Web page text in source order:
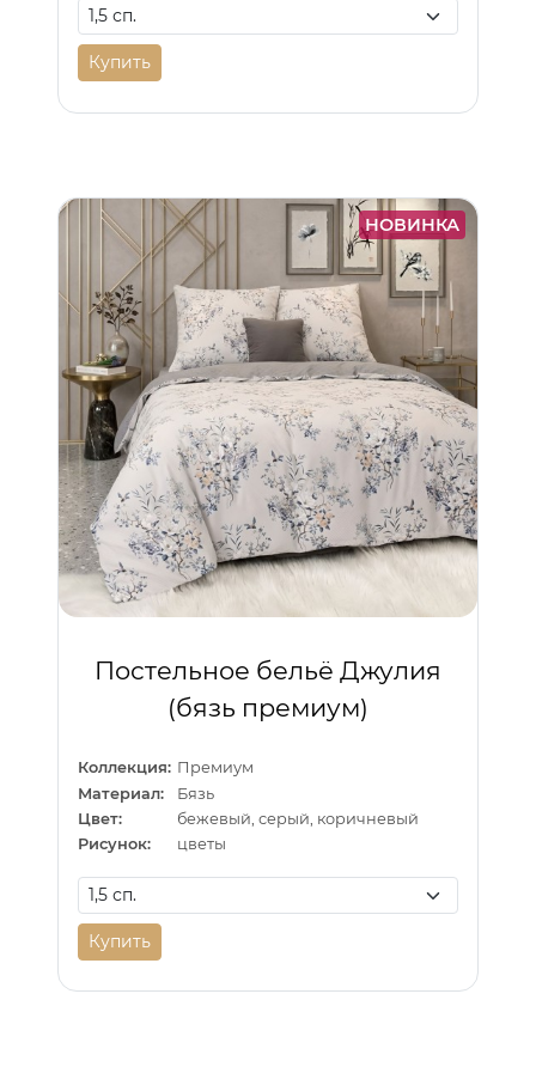
Купить
НОВИНКА
Постельное бельё Джулия
(бязь премиум)
Коллекция: Премиум
Материал:
Бязь
Цвет:
бежевый, серый, коричневый
Рисунок:
цветы
Купить